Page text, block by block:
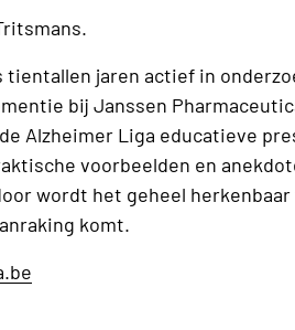
tientallen jaren actief in
bij Janssen
Alzheimer Liga educatieve
voorbeelden en
wordt het geheel
komt.